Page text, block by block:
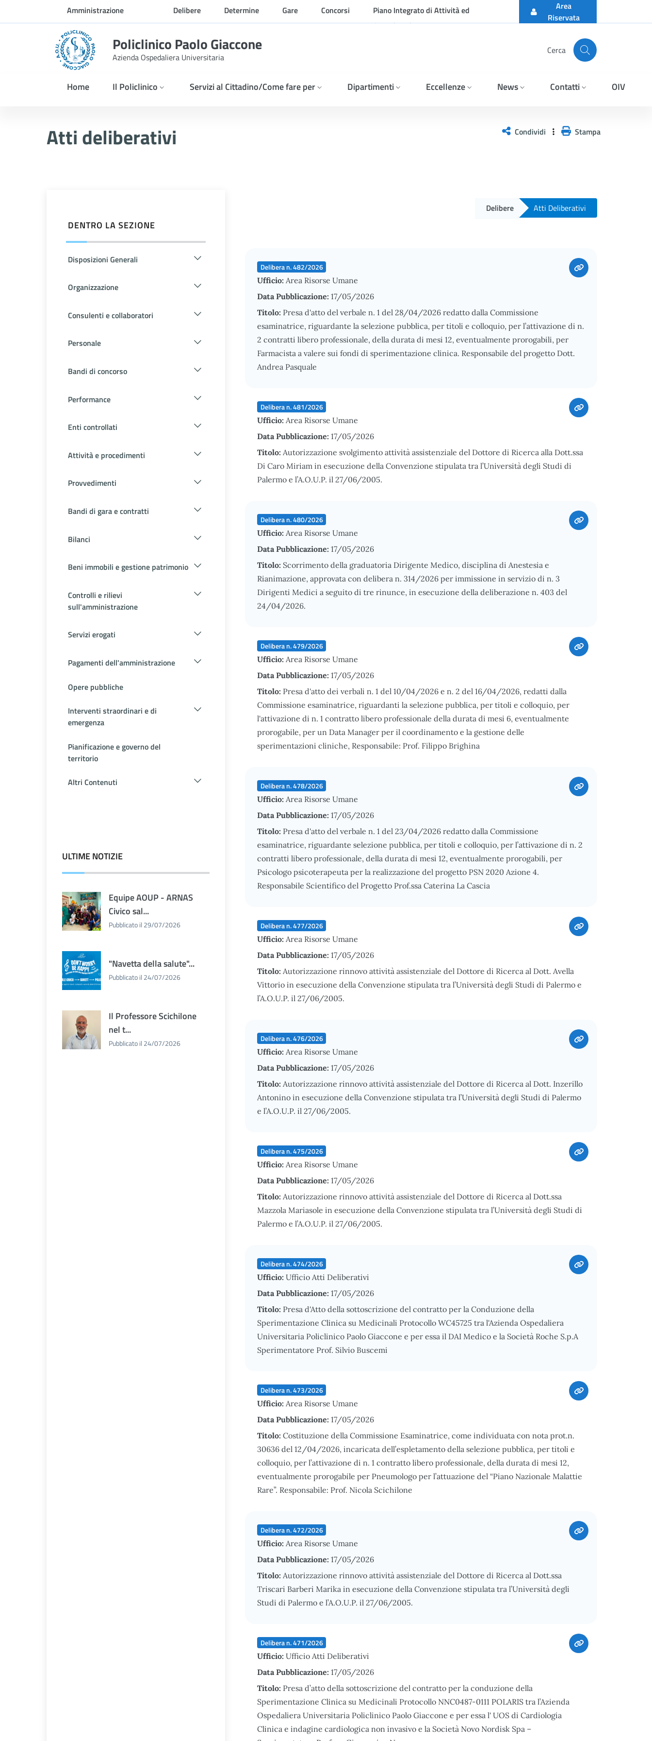
Skip to Main ContentAmministrazione
trasparente
Delibere Determine Gare Concorsi
Piano Integrato di Attività ed
Organizzazione
Area
Riservata
Policlinico Paolo Giaccone
Azienda Ospedaliera Universitaria
Cerca
Home Il Policlinico Servizi al Cittadino/Come fare per Dipartimenti Eccellenze News Contatti OIV
Atti deliberativi Condividi Stampa
DENTRO LA SEZIONE
Disposizioni Generali
Organizzazione
Consulenti e collaboratori
Personale
Bandi di concorso
Performance
Enti controllati
Attività e procedimenti
Provvedimenti
Bandi di gara e contratti
Bilanci
Beni immobili e gestione patrimonio
Controlli e rilievi
sull'amministrazione
Servizi erogati
Pagamenti dell'amministrazione
Opere pubbliche
Interventi straordinari e di
emergenza
Pianificazione e governo del
territorio
Altri Contenuti
ULTIME NOTIZIE
Equipe AOUP - ARNAS
Civico sal...
Pubblicato il 29/07/2026
"Navetta della salute"...
Pubblicato il 24/07/2026
Il Professore Scichilone
nel t...
Pubblicato il 24/07/2026
Delibere Atti Deliberativi
Delibera n. 482/2026
Ufficio: Area Risorse Umane
Data Pubblicazione: 17/05/2026
Titolo: Presa d'atto del verbale n. 1 del 28/04/2026 redatto dalla Commissione
esaminatrice, riguardante la selezione pubblica, per titoli e colloquio, per l’attivazione di n.
2 contratti libero professionale, della durata di mesi 12, eventualmente prorogabili, per
Farmacista a valere sui fondi di sperimentazione clinica. Responsabile del progetto Dott.
Andrea Pasquale
Delibera n. 481/2026
Ufficio: Area Risorse Umane
Data Pubblicazione: 17/05/2026
Titolo: Autorizzazione svolgimento attività assistenziale del Dottore di Ricerca alla Dott.ssa
Di Caro Miriam in esecuzione della Convenzione stipulata tra l’Università degli Studi di
Palermo e l’A.O.U.P. il 27/06/2005.
Delibera n. 480/2026
Ufficio: Area Risorse Umane
Data Pubblicazione: 17/05/2026
Titolo: Scorrimento della graduatoria Dirigente Medico, disciplina di Anestesia e
Rianimazione, approvata con delibera n. 314/2026 per immissione in servizio di n. 3
Dirigenti Medici a seguito di tre rinunce, in esecuzione della deliberazione n. 403 del
24/04/2026.
Delibera n. 479/2026
Ufficio: Area Risorse Umane
Data Pubblicazione: 17/05/2026
Titolo: Presa d'atto dei verbali n. 1 del 10/04/2026 e n. 2 del 16/04/2026, redatti dalla
Commissione esaminatrice, riguardanti la selezione pubblica, per titoli e colloquio, per
l'attivazione di n. 1 contratto libero professionale della durata di mesi 6, eventualmente
prorogabile, per un Data Manager per il coordinamento e la gestione delle
sperimentazioni cliniche, Responsabile: Prof. Filippo Brighina
Delibera n. 478/2026
Ufficio: Area Risorse Umane
Data Pubblicazione: 17/05/2026
Titolo: Presa d'atto del verbale n. 1 del 23/04/2026 redatto dalla Commissione
esaminatrice, riguardante selezione pubblica, per titoli e colloquio, per l’attivazione di n. 2
contratti libero professionale, della durata di mesi 12, eventualmente prorogabili, per
Psicologo psicoterapeuta per la realizzazione del progetto PSN 2020 Azione 4.
Responsabile Scientifico del Progetto Prof.ssa Caterina La Cascia
Delibera n. 477/2026
Ufficio: Area Risorse Umane
Data Pubblicazione: 17/05/2026
Titolo: Autorizzazione rinnovo attività assistenziale del Dottore di Ricerca al Dott. Avella
Vittorio in esecuzione della Convenzione stipulata tra l’Università degli Studi di Palermo e
l’A.O.U.P. il 27/06/2005.
Delibera n. 476/2026
Ufficio: Area Risorse Umane
Data Pubblicazione: 17/05/2026
Titolo: Autorizzazione rinnovo attività assistenziale del Dottore di Ricerca al Dott. Inzerillo
Antonino in esecuzione della Convenzione stipulata tra l’Università degli Studi di Palermo
e l’A.O.U.P. il 27/06/2005.
Delibera n. 475/2026
Ufficio: Area Risorse Umane
Data Pubblicazione: 17/05/2026
Titolo: Autorizzazione rinnovo attività assistenziale del Dottore di Ricerca al Dott.ssa
Mazzola Mariasole in esecuzione della Convenzione stipulata tra l’Università degli Studi di
Palermo e l’A.O.U.P. il 27/06/2005.
Delibera n. 474/2026
Ufficio: Ufficio Atti Deliberativi
Data Pubblicazione: 17/05/2026
Titolo: Presa d'Atto della sottoscrizione del contratto per la Conduzione della
Sperimentazione Clinica su Medicinali Protocollo WC45725 tra l'Azienda Ospedaliera
Universitaria Policlinico Paolo Giaccone e per essa il DAI Medico e la Società Roche S.p.A
Sperimentatore Prof. Silvio Buscemi
Delibera n. 473/2026
Ufficio: Area Risorse Umane
Data Pubblicazione: 17/05/2026
Titolo: Costituzione della Commissione Esaminatrice, come individuata con nota prot.n.
30636 del 12/04/2026, incaricata dell’espletamento della selezione pubblica, per titoli e
colloquio, per l’attivazione di n. 1 contratto libero professionale, della durata di mesi 12,
eventualmente prorogabile per Pneumologo per l’attuazione del “Piano Nazionale Malattie
Rare”. Responsabile: Prof. Nicola Scichilone
Delibera n. 472/2026
Ufficio: Area Risorse Umane
Data Pubblicazione: 17/05/2026
Titolo: Autorizzazione rinnovo attività assistenziale del Dottore di Ricerca al Dott.ssa
Triscari Barberi Marika in esecuzione della Convenzione stipulata tra l’Università degli
Studi di Palermo e l’A.O.U.P. il 27/06/2005.
Delibera n. 471/2026
Ufficio: Ufficio Atti Deliberativi
Data Pubblicazione: 17/05/2026
Titolo: Presa d’atto della sottoscrizione del contratto per la conduzione della
Sperimentazione Clinica su Medicinali Protocollo NNC0487-0111 POLARIS tra l’Azienda
Ospedaliera Universitaria Policlinico Paolo Giaccone e per essa l' UOS di Cardiologia
Clinica e indagine cardiologica non invasivo e la Società Novo Nordisk Spa –